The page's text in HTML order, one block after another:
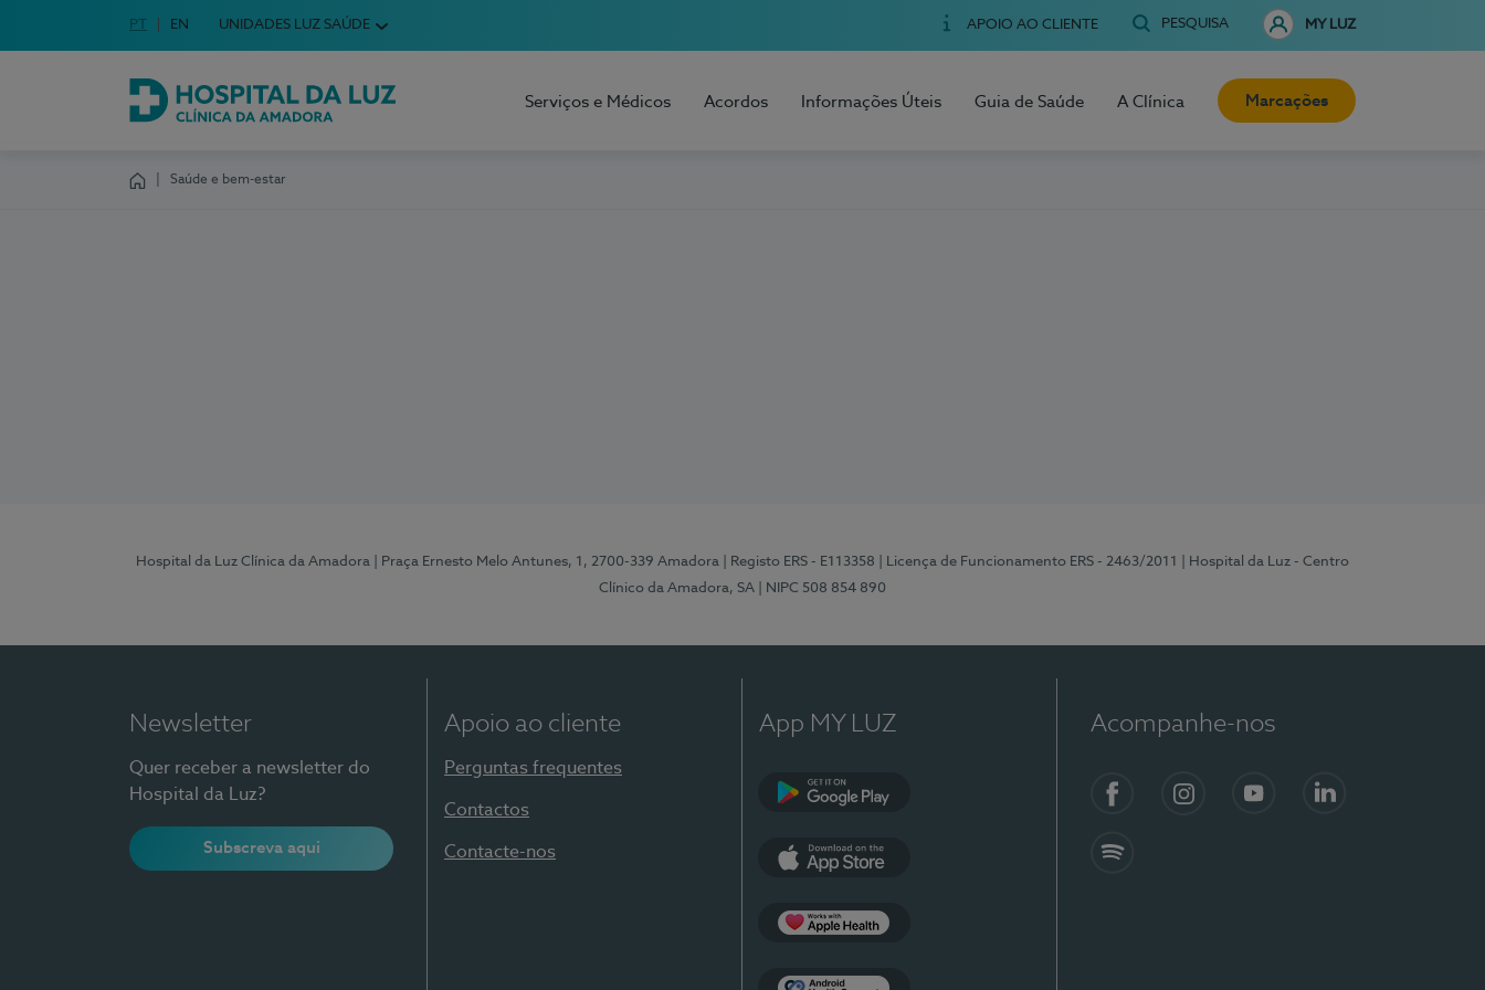
Escolha o seu idioma
Idioma em Português
PT English Language
EN UNIDADES LUZ SAÚDE APOIO AO CLIENTE PESQUISA MY LUZ
Hospital da Luz Clínica da Amadora
Serviços e Médicos Acordos Informações Úteis Guia de Saúde A Clínica Marcações
Saúde e bem-estar
Hospital da Luz Clínica da Amadora | Praça Ernesto Melo Antunes, 1, 2700-339 Amadora | Registo ERS - E113358 | Licença de Funcionamento ERS - 2463/2011
| Hospital da Luz - Centro
Clínico da Amadora, SA
| NIPC 508 854 890
Newsletter
Quer receber a newsletter do
Hospital da Luz?
Subscreva aqui
Apoio ao cliente
Perguntas frequentes
Contactos
Contacte-nos
App MY LUZ Acompanhe-nos